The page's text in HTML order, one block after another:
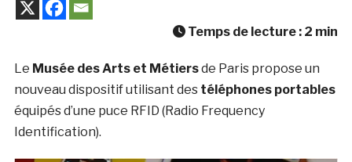
Temps de lecture : 2 min
Le Musée des Arts et Métiersde Paris propose un
nouveau dispositif utilisant des téléphones portables
équipés d’une puce RFID (Radio Frequency
Identification).